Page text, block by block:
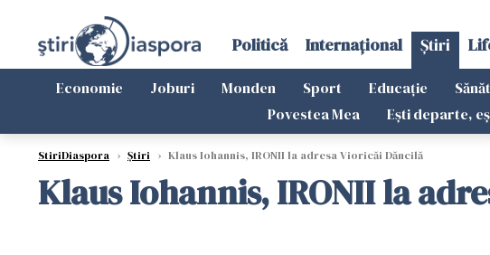
Politică Internațional Știri
Economie Joburi Monden Sport Educație
Povestea Mea
Ești departe,
StiriDiaspora › Știri › Klaus Iohannis, IRONII la adresa Vioricăi Dăncilă
Klaus Iohannis, IRONII la